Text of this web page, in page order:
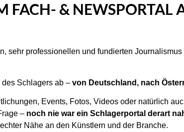
& NEWSPORTAL
sehr professionellen und fundierten Journalismus
Schlagers ab – von Deutschland, nach
Events, Fotos, Videos oder natürlich
– noch nie war ein Schlagerportal derart
Nähe an den Künstlern und der Branche.